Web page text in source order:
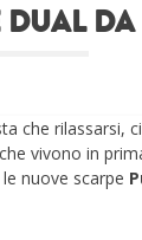
che rilassarsi,
vivono in
nuove scarpe